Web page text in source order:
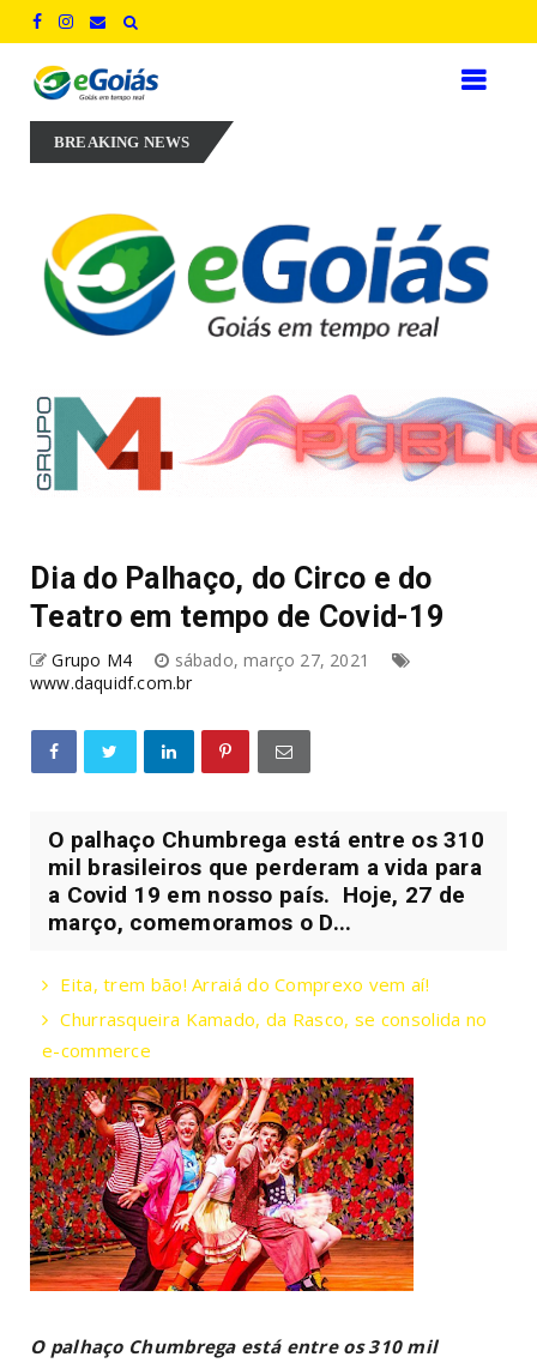
BREAKING NEWS
em experiência, inovação e geração de empregos para defender
Dia do Palhaço, do Circo e do
Teatro em tempo de Covid-19
Grupo M4
sábado, março 27, 2021
www.daquidf.com.br
O palhaço Chumbrega está entre os 310
mil brasileiros que perderam a vida para
a Covid 19 em nosso país. Hoje, 27 de
março, comemoramos o D...
Eita, trem bão! Arraiá do Comprexo vem aí!
Churrasqueira Kamado, da Rasco, se consolida no
e-commerce
O palhaço Chumbrega está entre os 310 mil